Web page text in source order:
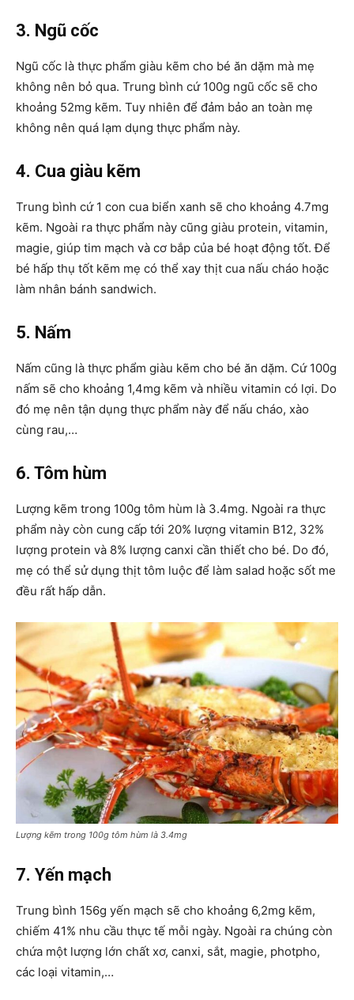
3. Ngũ cốc
Ngũ cốc là thực phẩm giàu kẽm cho bé ăn dặm mà mẹ
không nên bỏ qua. Trung bình cứ 100g ngũ cốc sẽ cho
khoảng 52mg kẽm. Tuy nhiên để đảm bảo an toàn mẹ
không nên quá lạm dụng thực phẩm này.
4. Cua giàu kẽm
Trung bình cứ 1 con cua biển xanh sẽ cho khoảng 4.7mg
kẽm. Ngoài ra thực phẩm này cũng giàu protein, vitamin,
magie, giúp tim mạch và cơ bắp của bé hoạt động tốt. Để
bé hấp thụ tốt kẽm mẹ có thể xay thịt cua nấu cháo hoặc
làm nhân bánh sandwich.
5. Nấm
Nấm cũng là thực phẩm giàu kẽm cho bé ăn dặm. Cứ 100g
nấm sẽ cho khoảng 1,4mg kẽm và nhiều vitamin có lợi. Do
đó mẹ nên tận dụng thực phẩm này để nấu cháo, xào
cùng rau,…
6. Tôm hùm
Lượng kẽm trong 100g tôm hùm là 3.4mg. Ngoài ra thực
phẩm này còn cung cấp tới 20% lượng vitamin B12, 32%
lượng protein và 8% lượng canxi cần thiết cho bé. Do đó,
mẹ có thể sử dụng thịt tôm luộc để làm salad hoặc sốt me
đều rất hấp dẫn.
Lượng kẽm trong 100g tôm hùm là 3.4mg
7. Yến mạch
Trung bình 156g yến mạch sẽ cho khoảng 6,2mg kẽm,
chiếm 41% nhu cầu thực tế mỗi ngày. Ngoài ra chúng còn
chứa một lượng lớn chất xơ, canxi, sắt, magie, photpho,
các loại vitamin,…